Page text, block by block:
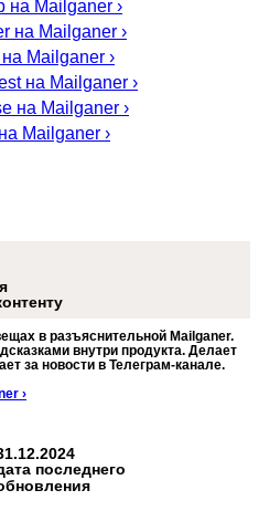
на Mailganer ›
на Mailganer ›
Mailganer ›
на Mailganer ›
на Mailganer ›
Mailganer ›
в разъяснительной Mailganer.
внутри продукта. Делает
за новости в Телеграм-канале.
›
последнего